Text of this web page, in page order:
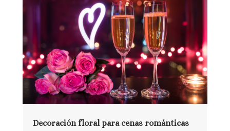
Decoración floral para cenas románticas